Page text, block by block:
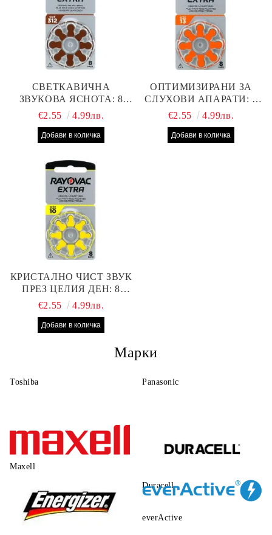
СВЕТКАВИЧНА
ЗВУКОВА ЯСНОТА: 8
БРОЯ RAYOVAC EXTRA
СЛУХОВ АПАРАТ С
€2.55 4.99лв.
ОПТИМИЗИРАНИ ЗА
СЛУХОВИ АПАРАТИ: 8
БРОЯ RAYOVAC EXTRA
ПРОИЗВОДИТЕЛНОСТ
€2.55 4.99лв.
КРИСТАЛНО ЧИСТ ЗВУК
ПРЕЗ ЦЕЛИЯ ДЕН: 8
БРОЯ RAYOVAC EXTRA
АПАРАТ
€2.55 4.99лв.
Марки
Toshiba Panasonic
Maxell
Duracell
everActive